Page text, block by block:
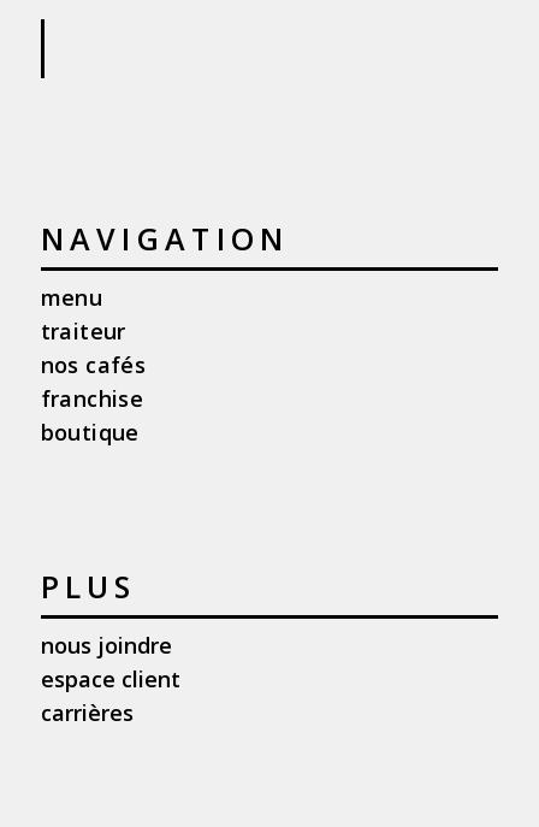
NAVIGATION
menu
traiteur
nos cafés
franchise
boutique
PLUS
nous joindre
espace client
carrières